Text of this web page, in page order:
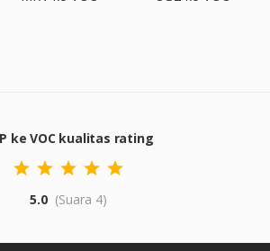
ke VOC kualitas rating
5.0 (Suara 4)